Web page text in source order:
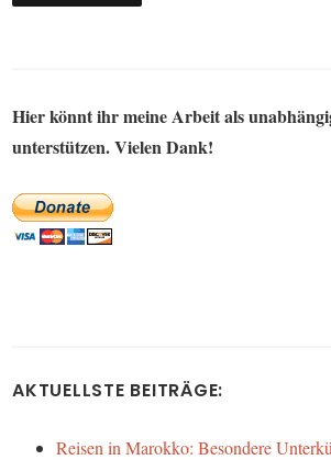
Hier könnt ihr meine Arbeit als
unterstützen. Vielen Dank!
AKTUELLSTE BEITRÄGE:
Reisen in Marokko: Besondere